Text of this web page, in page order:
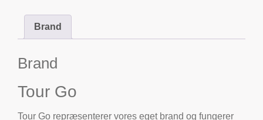
Brand
Brand
Tour Go
Tour Go repræsenterer vores eget brand og fungerer